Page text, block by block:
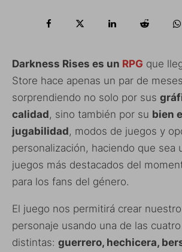
Darkness Rises es un RPG que
Store hace apenas un par de
sorprendiendo no solo por sus
calidad, sino también por su bien
jugabilidad, modos de juegos y
personalización, haciendo que sea
juegos más destacados del
para los fans del género.
El juego nos permitirá crear
personaje usando una de las
distintas: guerrero, hechicera,